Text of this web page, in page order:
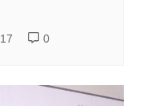
0